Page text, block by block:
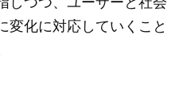
変化に対応していくこと